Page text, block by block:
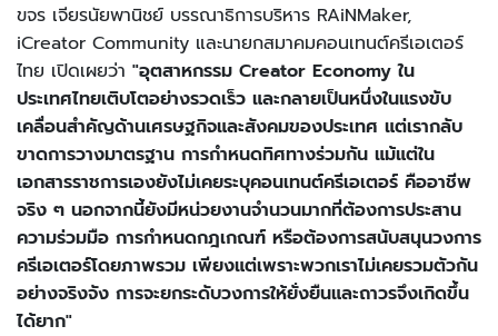
ขจร เจียรนัยพานิชย์ บรรณาธิการบริหาร RAiNMaker,
iCreator Community และนายกสมาคมคอนเทนต์ครีเอเตอร์
ไทย เปิดเผยว่า "อุตสาหกรรม Creator Economy ใน
ประเทศไทยเติบโตอย่างรวดเร็ว และกลายเป็นหนึ่งในแรงขับ
เคลื่อนสำคัญด้านเศรษฐกิจและสังคมของประเทศ แต่เรากลับ
ขาดการวางมาตรฐาน การกำหนดทิศทางร่วมกัน แม้แต่ใน
เอกสารราชการเองยังไม่เคยระบุคอนเทนต์ครีเอเตอร์ คืออาชีพ
จริง ๆ นอกจากนี้ยังมีหน่วยงานจำนวนมากที่ต้องการประสาน
ความร่วมมือ การกำหนดกฎเกณฑ์ หรือต้องการสนับสนุนวงการ
ครีเอเตอร์โดยภาพรวม เพียงแต่เพราะพวกเราไม่เคยรวมตัวกัน
อย่างจริงจัง การจะยกระดับวงการให้ยั่งยืนและถาวรจึงเกิดขึ้น
ได้ยาก"